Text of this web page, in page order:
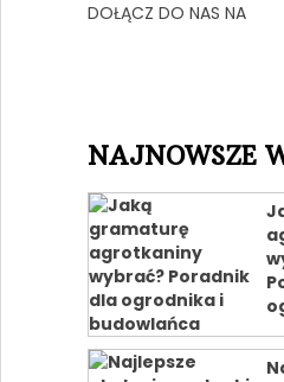
DOŁĄCZ DO NAS NA
NAJNOWSZE